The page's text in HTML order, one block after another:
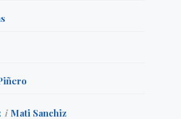
i Mati Sanchiz